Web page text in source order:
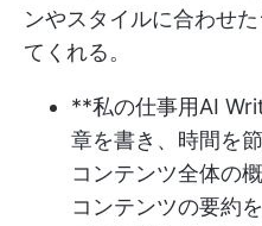
ンやスタイルに合わせ
てくれる。
**私の仕事用AI
章を書き、時間を
コンテンツ全体の
コンテンツの要約